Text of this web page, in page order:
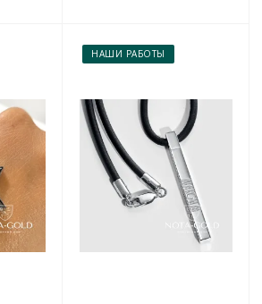
НАШИ РАБОТЫ